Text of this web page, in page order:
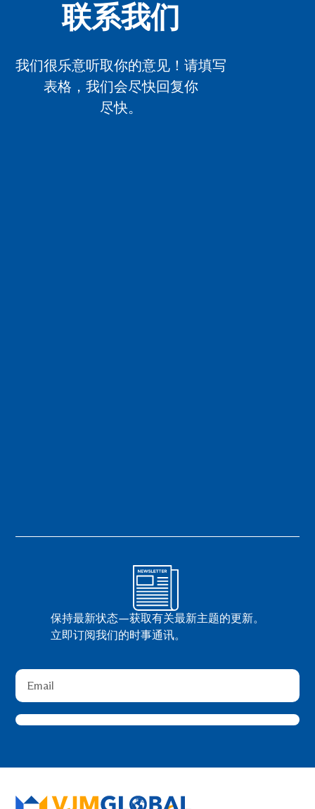
联系我们
我们很乐意听取你的意见！请填写
表格，我们会尽快回复你
尽快。
保持最新状态—获取有关最新主题的更新。
立即订阅我们的时事通讯。